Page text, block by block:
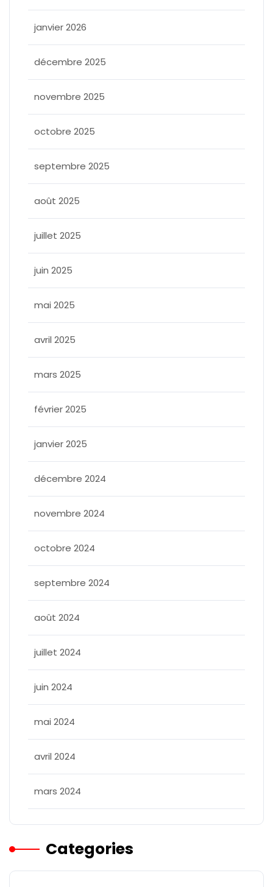
janvier 2026
décembre 2025
novembre 2025
octobre 2025
septembre 2025
août 2025
juillet 2025
juin 2025
mai 2025
avril 2025
mars 2025
février 2025
janvier 2025
décembre 2024
novembre 2024
octobre 2024
septembre 2024
août 2024
juillet 2024
juin 2024
mai 2024
avril 2024
mars 2024
Categories